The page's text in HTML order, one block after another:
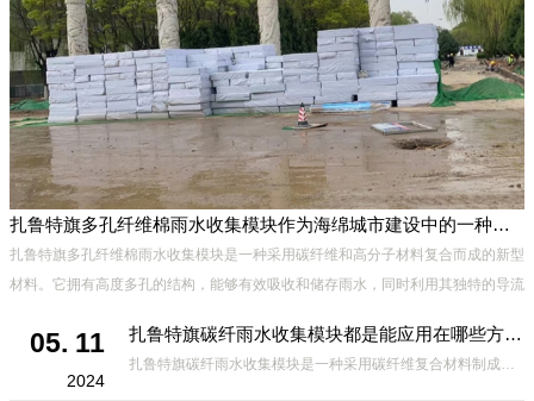
扎鲁特旗多孔纤维棉雨水收集模块作为海绵城市建设中的一种创新材料
扎鲁特旗多孔纤维棉雨水收集模块是一种采用碳纤维和高分子材料复合而成的新型
材料。它拥有高度多孔的结构，能够有效吸收和储存雨水，同时利用其独特的导流
05. 11
2024
扎鲁特旗碳纤雨水收集模块都是能应用在哪些方面？
扎鲁特旗碳纤雨水收集模块是一种采用碳纤维复合材料制成的雨水收集装置，具有*、环保、可持续等诸多优点。这种模块的设计独特，结构轻巧且强度高，耐腐蚀，能够在各种环境条件下稳定运行。其广泛的应用领域不仅体现在城市规